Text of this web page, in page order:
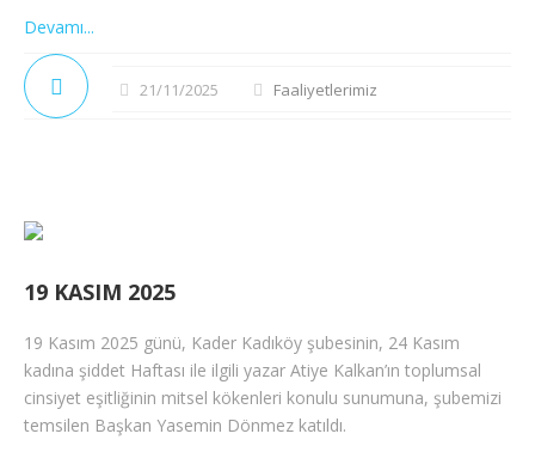
Devamı...
21/11/2025 Faaliyetlerimiz
19 KASIM 2025
19 Kasım 2025 günü, Kader Kadıköy şubesinin, 24 Kasım
kadına şiddet Haftası ile ilgili yazar Atiye Kalkan’ın toplumsal
cinsiyet eşitliğinin mitsel kökenleri konulu sunumuna, şubemizi
temsilen Başkan Yasemin Dönmez katıldı.